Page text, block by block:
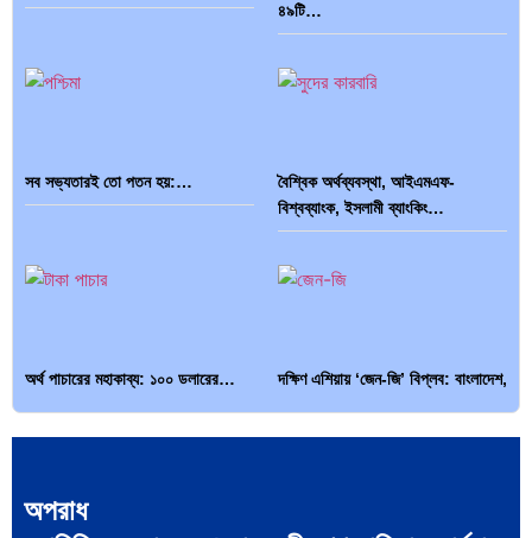
৪৯টি…
সব সভ্যতারই তো পতন হয়:…
বৈশ্বিক অর্থব্যবস্থা, আইএমএফ-
বিশ্বব্যাংক, ইসলামী ব্যাংকিং…
অর্থ পাচারের মহাকাব্য: ১০০ ডলারের…
দক্ষিণ এশিয়ায় ‘জেন-জি’ বিপ্লব: বাংলাদেশ,
অপরাধ